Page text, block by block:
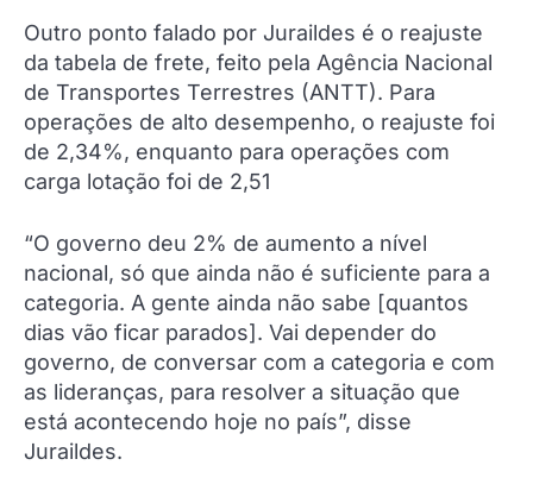
Outro ponto falado por Juraildes é o reajuste
da tabela de frete, feito pela Agência Nacional
de Transportes Terrestres (ANTT). Para
operações de alto desempenho, o reajuste foi
de 2,34%, enquanto para operações com
carga lotação foi de 2,51
“O governo deu 2% de aumento a nível
nacional, só que ainda não é suficiente para a
categoria. A gente ainda não sabe [quantos
dias vão ficar parados]. Vai depender do
governo, de conversar com a categoria e com
as lideranças, para resolver a situação que
está acontecendo hoje no país”, disse
Juraildes.